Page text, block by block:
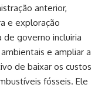
anterior,
e exploração
governo incluiria
e ampliar a
de baixar os custos
fósseis. Ele